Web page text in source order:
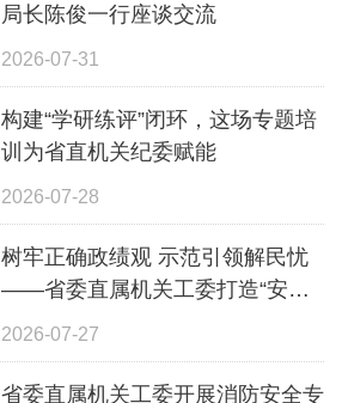
局长陈俊一行座谈交流
2026-07-31
构建“学研练评”闭环，这场专题培
训为省直机关纪委赋能
2026-07-28
树牢正确政绩观 示范引领解民忧
——省委直属机关工委打造“安心
一夏”全覆盖暑期照护体系
2026-07-27
省委直属机关工委开展消防安全专